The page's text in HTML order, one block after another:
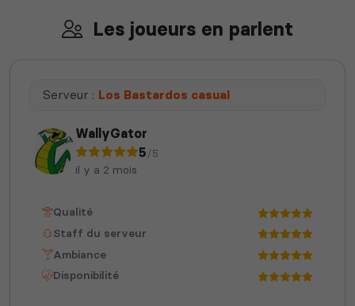
Les joueurs en parlent
Serveur : Los Bastardos casual
WallyGator
5/5
il y a 2 mois
Qualité
Staff du serveur
Ambiance
Disponibilité